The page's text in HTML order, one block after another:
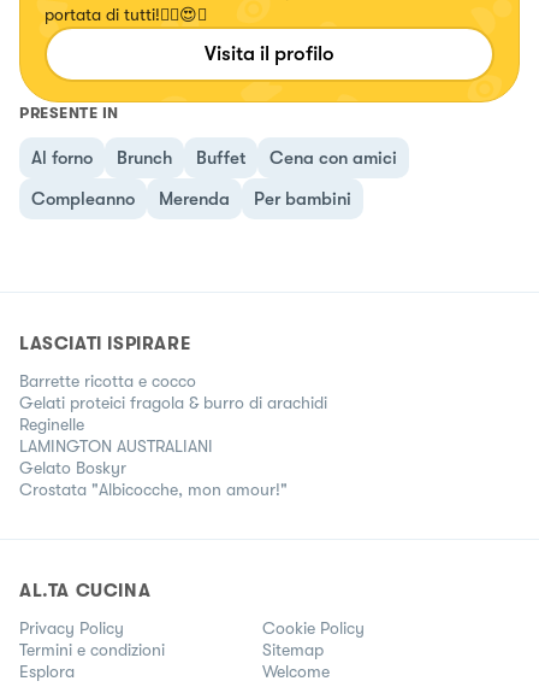
portata di tutti!✌🏼😍🍝
Visita il profilo
PRESENTE IN
Al forno Brunch Buffet
Cena con amici
Compleanno
Merenda Per bambini
LASCIATI ISPIRARE
Barrette ricotta e cocco
Gelati proteici fragola & burro di arachidi
Reginelle
LAMINGTON AUSTRALIANI
Gelato Boskyr
Crostata "Albicocche, mon amour!"
AL.TA CUCINA
Privacy Policy
Cookie Policy
Termini e condizioni
Sitemap
Esplora
Welcome